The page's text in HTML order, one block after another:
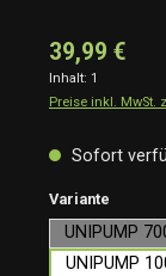
39,99 €
Inhalt: 1
Preise inkl. MwSt.
Sofort
Variante
UNIPUMP
UNIPUMP